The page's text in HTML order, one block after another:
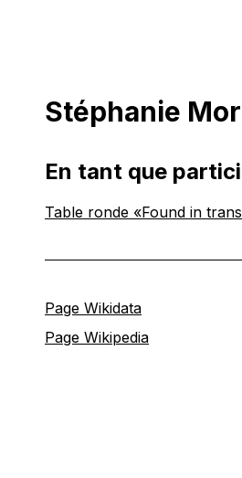
Stéphanie
En tant que
Table ronde «Found in
Page Wikidata
Page Wikipedia